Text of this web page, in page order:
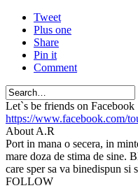
Tweet
Plus one
Share
Pin it
Comment
Let`s be friends on Facebook
https://www.facebook.com/
About A.R
Port in mana o secera, in
mare doza de stima de sine.
care sper sa va binedispun si
FOLLOW